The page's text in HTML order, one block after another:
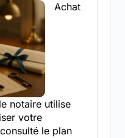
Achat
notaire utilise
votre
le plan